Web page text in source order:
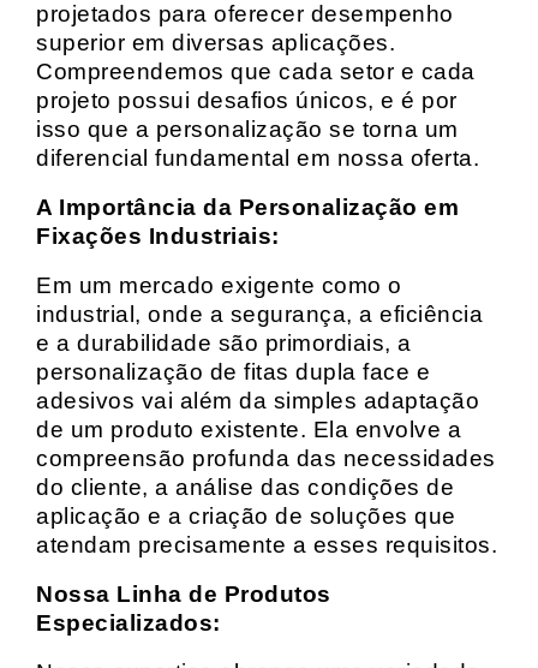
projetados para oferecer desempenho
superior em diversas aplicações.
Compreendemos que cada setor e cada
projeto possui desafios únicos, e é por
isso que a personalização se torna um
diferencial fundamental em nossa oferta.
A Importância da Personalização em
Fixações Industriais:
Em um mercado exigente como o
industrial, onde a segurança, a eficiência
e a durabilidade são primordiais, a
personalização de fitas dupla face e
adesivos vai além da simples adaptação
de um produto existente. Ela envolve a
compreensão profunda das necessidades
do cliente, a análise das condições de
aplicação e a criação de soluções que
atendam precisamente a esses requisitos.
Nossa Linha de Produtos
Especializados: